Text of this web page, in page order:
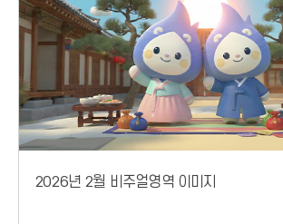
2026년 2월 비주얼영역 이미지